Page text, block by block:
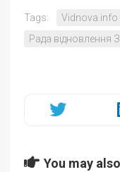
Tags: Vidnova.info
Рада відновлення
You may